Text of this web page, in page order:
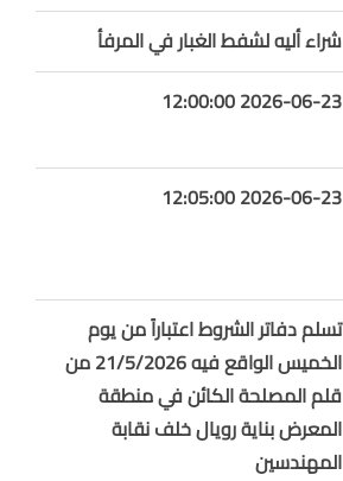
شراء أليه لشفط الغبار في المرفأ
2026-06-23 12:00:00
2026-06-23 12:05:00
تسلم دفاتر الشروط اعتباراً من يوم
الخميس الواقع فيه 21/5/2026 من
قلم المصلحة الكائن في منطقة
المعرض بناية رويال خلف نقابة
المهندسين